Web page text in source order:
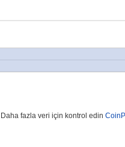
Daha fazla veri için kontrol edin